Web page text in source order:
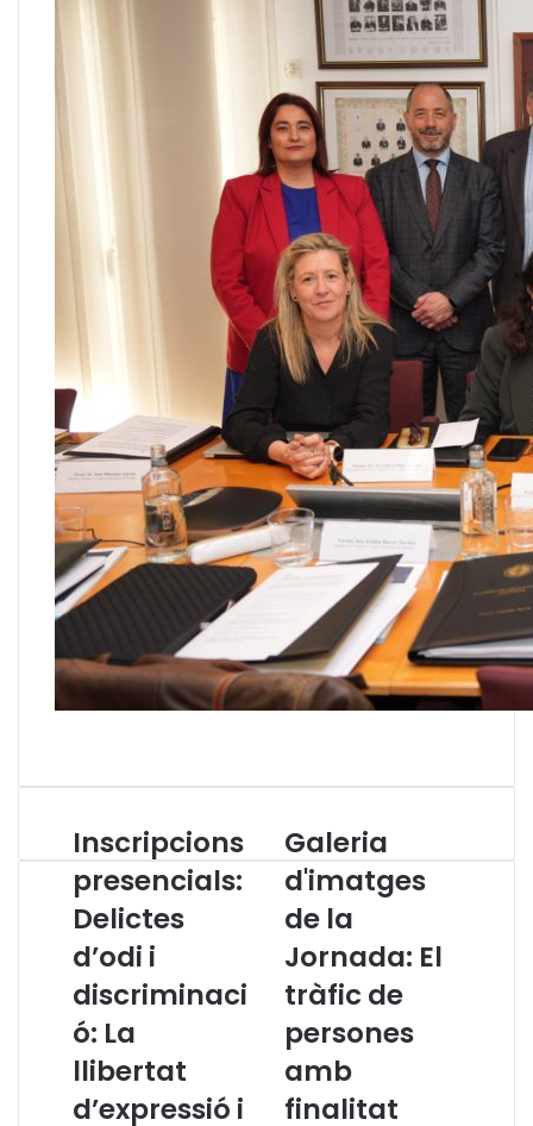
I
n
s
c
i
p
c
i
o
n
s
Inscripcions
presencials:
Delictes
d’odi i
discriminaci
ó: La
llibertat
d’expressió i
G
a
l
e
i
a
d
m
a
Galeria
d'imatges
de la
Jornada: El
tràfic de
persones
amb
finalitat